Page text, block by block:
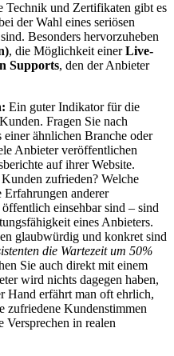
und Zertifikaten gibt es
der Wahl eines seriösen
Besonders hervorzuheben
, die Möglichkeit einerLive-
Supports, den der Anbieter
Ein guter Indikator für die
Fragen Sie nach
einer ähnlichen Branche oder
Anbieter veröffentlichen
auf ihrer Website.
zufrieden? Welche
Erfahrungen anderer
einsehbar sind – sind
eines Anbieters.
glaubwürdig und konkret sind
die Wartezeit um 50%
Sie auch direkt mit einem
wird nichts dagegen haben,
Hand erfährt man oft ehrlich,
zufriedene Kundenstimmen
Versprechen in realen